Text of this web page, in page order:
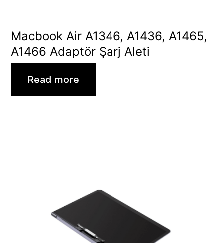
Macbook Air A1346, A1436, A1465,
A1466 Adaptör Şarj Aleti
Read more